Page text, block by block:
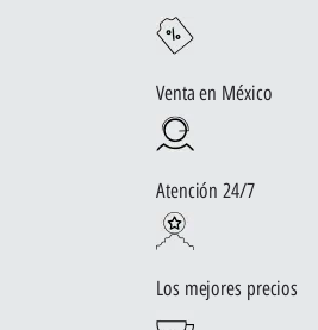
Venta en México
Atención 24/7
Los mejores precios